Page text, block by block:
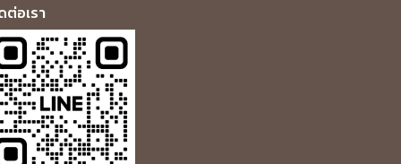
ต่อเรา